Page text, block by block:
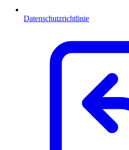
Datenschutzrichtlinie